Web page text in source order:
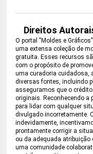
Direitos
O portal "Moldes e
uma extensa coleção de
gratuita. Esses recursos
com o propósito de
uma curadoria cuidadosa,
diversas fontes, incluindo
asseguramos que o
originais. Reconhecendo
para lidar com qualquer
divulgado incorretamente.
indevidamente,
prontamente corrigir a
ou da adequada
uma comunidade